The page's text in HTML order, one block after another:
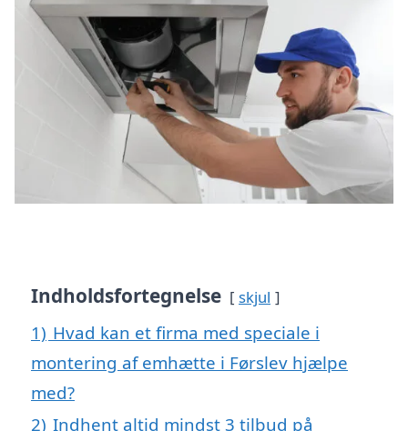
Indholdsfortegnelse skjul
1) Hvad kan et firma med speciale i
montering af emhætte i Førslev hjælpe
med?
2) Indhent altid mindst 3 tilbud på